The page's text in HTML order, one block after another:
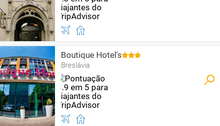
Boutique Hotel's
Breslávia